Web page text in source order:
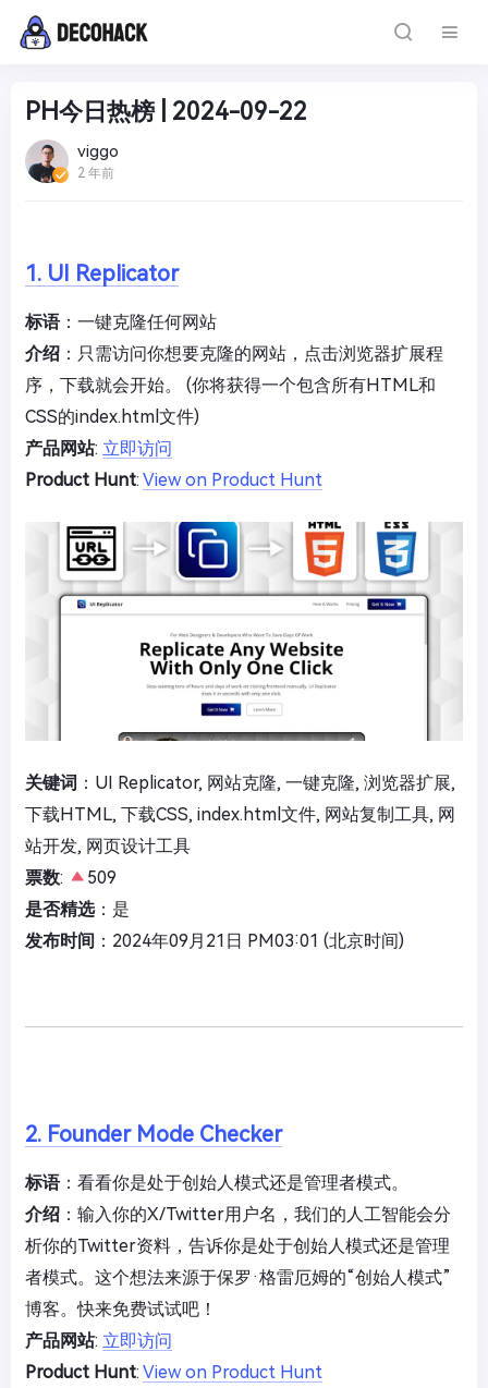
PH今日热榜 | 2024-09-22
viggo
2 年前
1. UI Replicator
标语：一键克隆任何网站
介绍 ：只需访问你想要克隆的网站，点击浏览器扩展程
序，下载就会开始。 (你将获得一个包含所有HTML和
CSS的index.html文件)
产品网站: 立即访问
Product Hunt: View on Product Hunt
关键词 ：UI Replicator, 网站克隆, 一键克隆, 浏览器扩展,
下载HTML, 下载CSS, index.html文件, 网站复制工具, 网
站开发, 网页设计工具
票数:
509
是否精选：是
发布时间 ：2024年09月21日 PM03:01 (北京时间)
2. Founder Mode Checker
标语：看看你是处于创始人模式还是管理者模式。
介绍 ：输入你的X/Twitter用户名，我们的人工智能会分
析你的Twitter资料，告诉你是处于创始人模式还是管理
者模式。这个想法来源于保罗·格雷厄姆的“创始人模式”
博客。快来免费试试吧！
产品网站: 立即访问
Product Hunt: View on Product Hunt